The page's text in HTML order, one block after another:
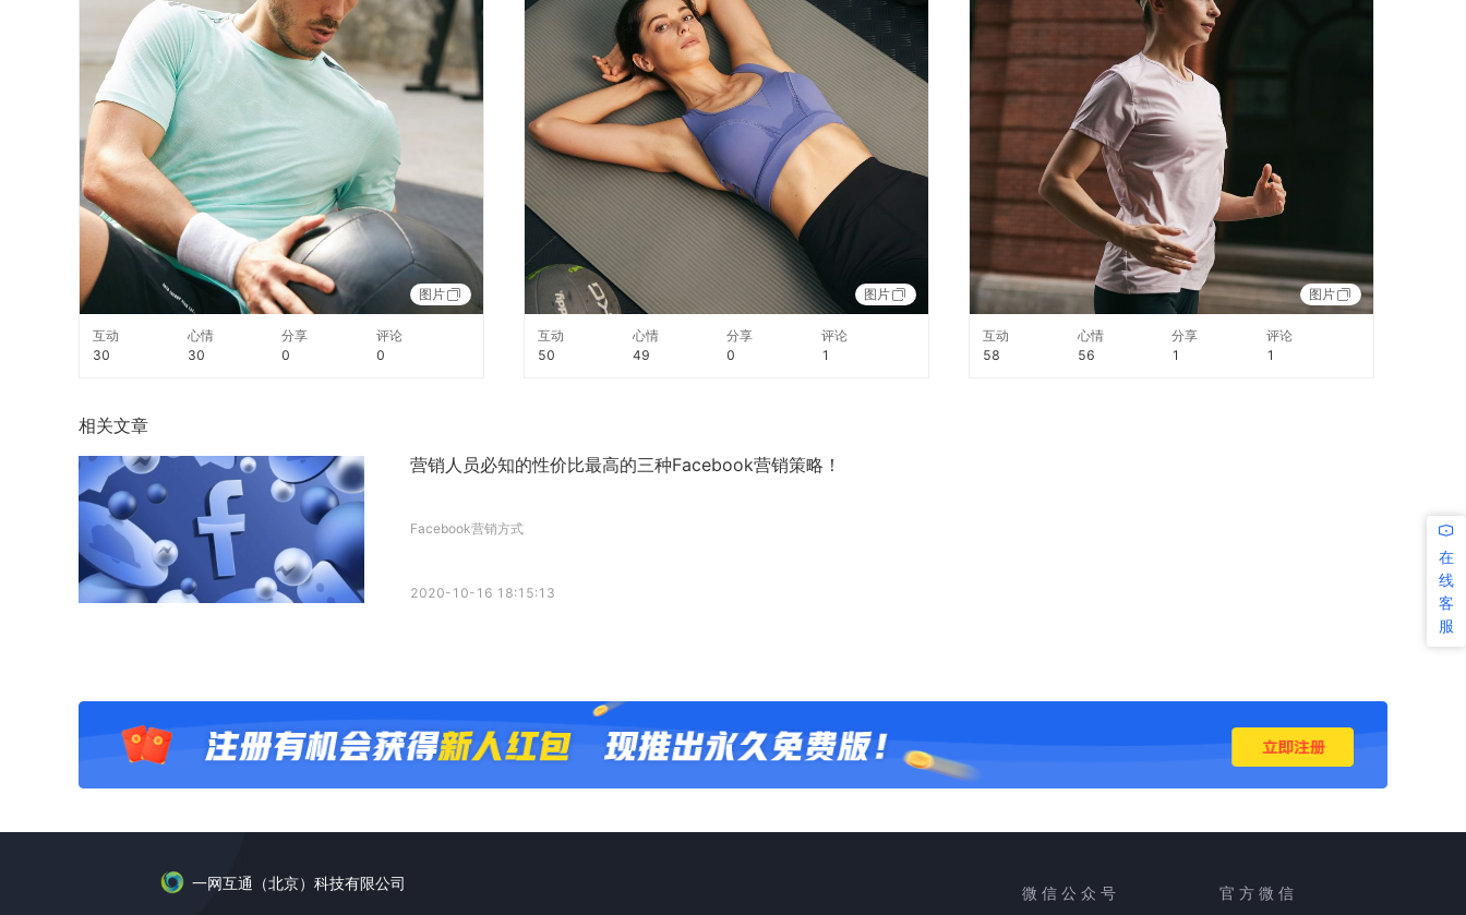
图片
互动
30
心情
30
分享
0
评论
0
图片
互动
50
心情
49
分享
0
评论
1
图片
互动
58
心情
56
分享
1
评论
1
相关文章
营销人员必知的性价比最高的三种Facebook营销策略！
Facebook营销方式
2020-10-16 18:15:13
在
线
客
服
一网互通（北京）科技有限公司
微 信 公 众 号 官 方 微 信